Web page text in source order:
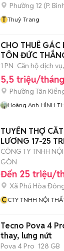
Phường 12 (P.
T Thuỳ Trang
CHO THUÊ GÁC
TÔN ĐỨC
MARKETING UFM
1 PN Căn hộ dịch
5,5 triệu/tháng
Phường Tân
Hoàng Anh HÌNH
TUYỂN THỢ
LƯƠNG 17-25
CÔNG TY TNHH
GÒN
Đến 25 triệu/
Xã Phú Hòa
CCTY TNHH NỘI
Tecno Pova 4
thay, lưng nứt
Pova 4 Pro 128 GB